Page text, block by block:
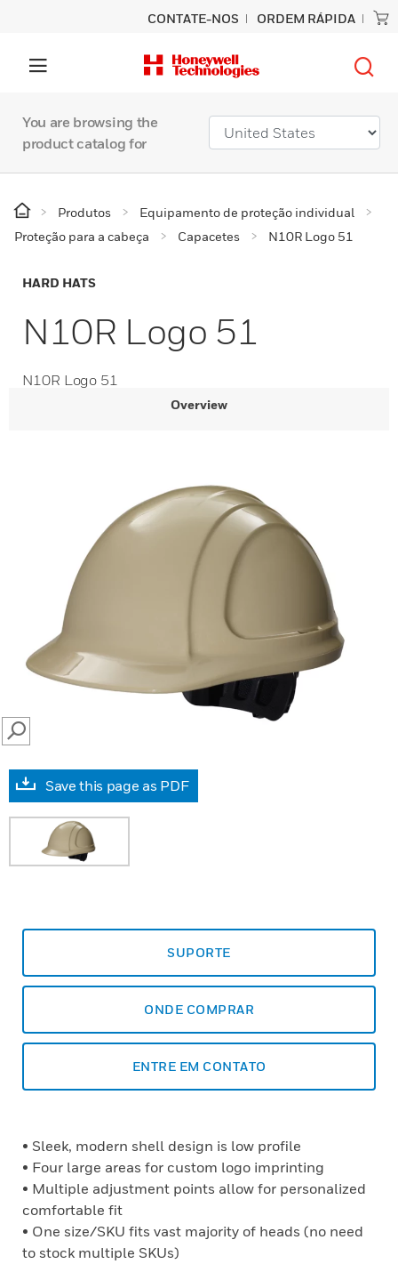
CONTATE-NOS ORDEM RÁPIDA
You are browsing the
product catalog for
Produtos
Equipamento de proteção individual
Proteção para a cabeça
Capacetes N10R Logo 51
HARD HATS
N10R Logo 51
N10R Logo 51
Overview
SEARCH
Save this page as PDF
SUPORTE
ONDE COMPRAR
ENTRE EM CONTATO
• Sleek, modern shell design is low profile
• Four large areas for custom logo imprinting
• Multiple adjustment points allow for personalized
comfortable fit
• One size/SKU fits vast majority of heads (no need
to stock multiple SKUs)